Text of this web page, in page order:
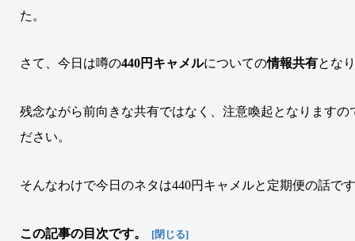
た。
さて、今日は噂の440円キャメルについての情報共有とな
残念ながら前向きな共有ではなく、注意喚起となります
ださい。
そんなわけで今日のネタは440円キャメルと定期便の話です
この記事の目次です。